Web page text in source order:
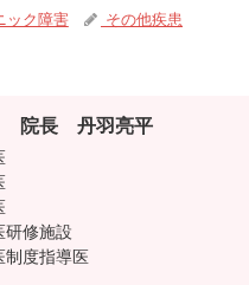
ック障害 その他疾患
院長 丹羽亮平
研修施設
制度指導医